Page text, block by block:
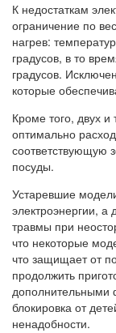
К недостаткам
ограничение по
нагрев:
градусов, в то
градусов.
которые
Кроме того, двух
оптимально
соответствующую
посуды.
Устаревшие
электроэнергии, а
травмы при
что некоторые
что защищает от
продолжить
дополнительными
блокировка от
ненадобности.